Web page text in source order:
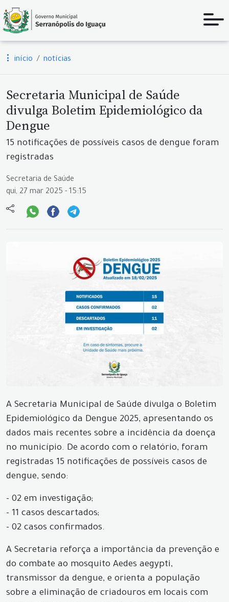
início notícias
Secretaria Municipal de Saúde
divulga Boletim Epidemiológico da
Dengue
15 notificações de possíveis casos de dengue foram
registradas
Secretaria de Saúde
qui, 27 mar 2025 - 15:15
A Secretaria Municipal de Saúde divulga o Boletim
Epidemiológico da Dengue 2025, apresentando os
dados mais recentes sobre a incidência da doença
no município. De acordo com o relatório, foram
registradas 15 notificações de possíveis casos de
dengue, sendo:
- 02 em investigação;
- 11 casos descartados;
- 02 casos confirmados.
A Secretaria reforça a importância da prevenção e
do combate ao mosquito Aedes aegypti,
transmissor da dengue, e orienta a população
sobre a eliminação de criadouros em locais com